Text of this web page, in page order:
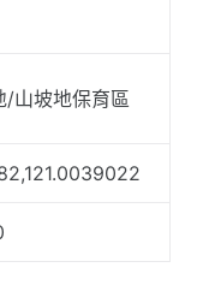
/山坡地保育區